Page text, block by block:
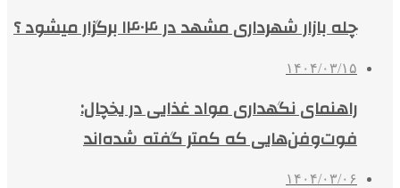
چله بازار شهرداری مشهد در ۱۴۰۴ برگزار میشود ؟
۱۴۰۴/۰۳/۱۵
راهنمای نگهداری مواد غذایی در یخچال:
فوت‌وفن‌هایی که کمتر گفته شده‌اند
۱۴۰۴/۰۳/۰۶